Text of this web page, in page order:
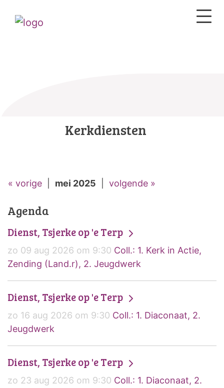
Kerkdiensten
« vorige mei 2025 volgende »
Agenda
Dienst, Tsjerke op 'e Terp
zo 09 aug 2026 om 9:30 Coll.: 1. Kerk in Actie,
Zending (Land.r), 2. Jeugdwerk
Dienst, Tsjerke op 'e Terp
zo 16 aug 2026 om 9:30 Coll.: 1. Diaconaat, 2.
Jeugdwerk
Dienst, Tsjerke op 'e Terp
zo 23 aug 2026 om 9:30 Coll.: 1. Diaconaat, 2.